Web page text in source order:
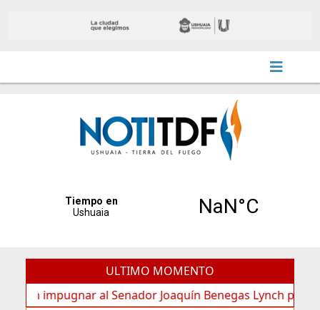
ULTIMO MOMENTO
al Senador Joaquín Benegas Lynch por “conflicto